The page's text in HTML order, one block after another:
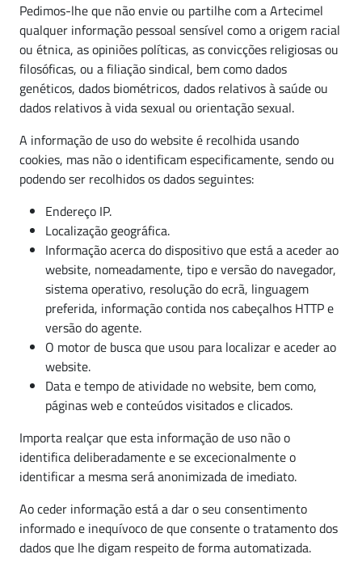
Pedimos-lhe que não envie ou partilhe com a Artecimel
qualquer informação pessoal sensível como a origem racial
ou étnica, as opiniões políticas, as convicções religiosas ou
filosóficas, ou a filiação sindical, bem como dados
genéticos, dados biométricos, dados relativos à saúde ou
dados relativos à vida sexual ou orientação sexual.
A informação de uso do website é recolhida usando
cookies, mas não o identificam especificamente, sendo ou
podendo ser recolhidos os dados seguintes:
Endereço IP.
Localização geográfica.
Informação acerca do dispositivo que está a aceder ao
website, nomeadamente, tipo e versão do navegador,
sistema operativo, resolução do ecrã, linguagem
preferida, informação contida nos cabeçalhos HTTP e
versão do agente.
O motor de busca que usou para localizar e aceder ao
website.
Data e tempo de atividade no website, bem como,
páginas web e conteúdos visitados e clicados.
Importa realçar que esta informação de uso não o
identifica deliberadamente e se excecionalmente o
identificar a mesma será anonimizada de imediato.
Ao ceder informação está a dar o seu consentimento
informado e inequívoco de que consente o tratamento dos
dados que lhe digam respeito de forma automatizada.